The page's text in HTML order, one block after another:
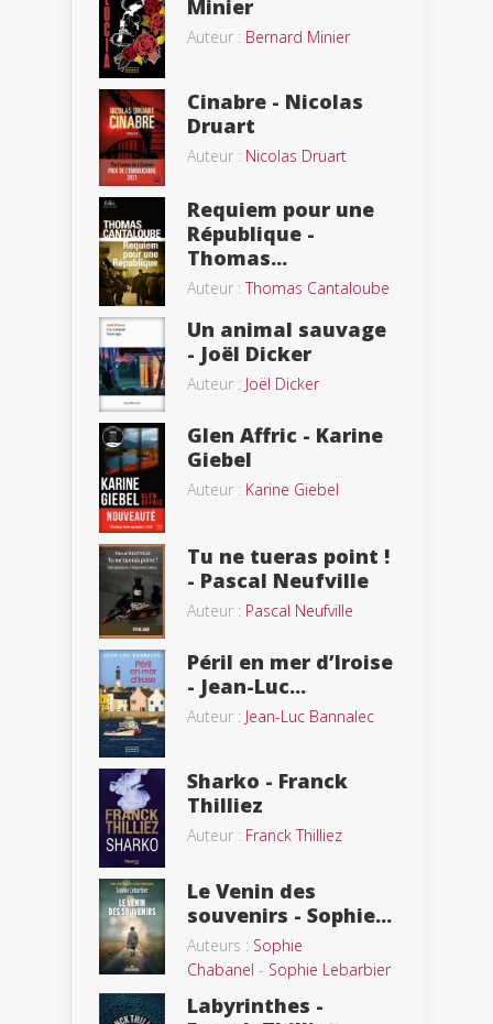
Minier
Auteur : Bernard Minier
Cinabre - Nicolas
Druart
Auteur : Nicolas Druart
Requiem pour une
République -
Thomas...
Auteur :Thomas Cantaloube
Un animal sauvage
- Joël Dicker
Auteur : Joël Dicker
Glen Affric - Karine
Giebel
Auteur : Karine Giebel
Tu ne tueras point !
- Pascal Neufville
Auteur : Pascal Neufville
Péril en mer d’Iroise
- Jean-Luc...
Auteur : Jean-Luc Bannalec
Sharko - Franck
Thilliez
Auteur : Franck Thilliez
Le Venin des
souvenirs - Sophie...
Auteurs : Sophie
Chabanel - Sophie Lebarbier
Labyrinthes -